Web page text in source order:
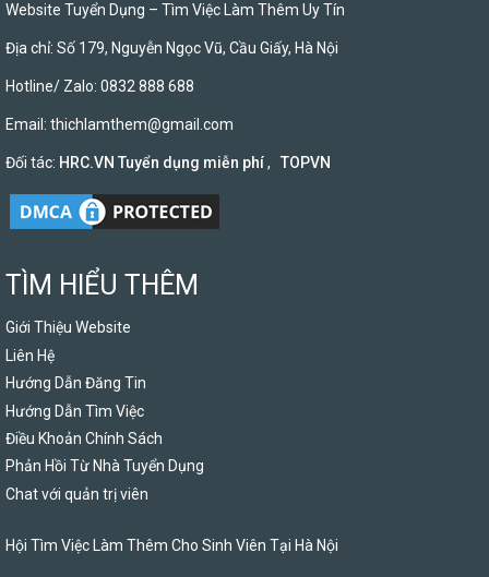
Website Tuyển Dụng – Tìm Việc Làm Thêm Uy Tín
Địa chỉ: Số 179, Nguyễn Ngọc Vũ, Cầu Giấy, Hà Nội
Hotline/ Zalo: 0832 888 688
Email: thichlamthem@gmail.com
Đối tác: HRC.VN Tuyển dụng miễn phí, TOPVN
TÌM HIỂU THÊM
Giới Thiệu Website
Liên Hệ
Hướng Dẫn Đăng Tin
Hướng Dẫn Tìm Việc
Điều Khoản Chính Sách
Phản Hồi Từ Nhà Tuyển Dụng
Chat với quản trị viên
Hội Tìm Việc Làm Thêm Cho Sinh Viên Tại Hà Nội